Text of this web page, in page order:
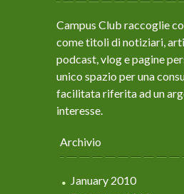
Campus Club raccoglie
come titoli di notiziari,
podcast, vlog e pagine
unico spazio per una
facilitata riferita ad un
interesse.
Archivio
January 2010